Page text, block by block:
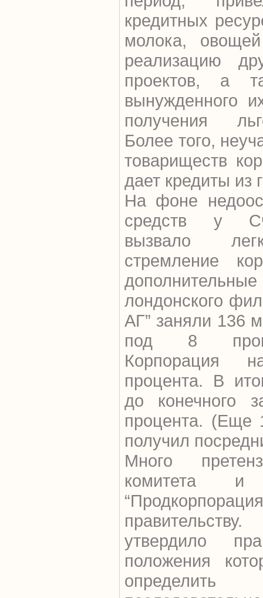
кредитных
молока,
реализацию
проектов, а
вынужденного
получения
Более того,
товариществ
дает кредиты из
На фоне
средств у
вызвало
стремление
лондонского
АГ” заняли 136
под 8
Корпорация
процента. В
до конечного
процента. (Еще
получил
Много
утвердило
положения
определить